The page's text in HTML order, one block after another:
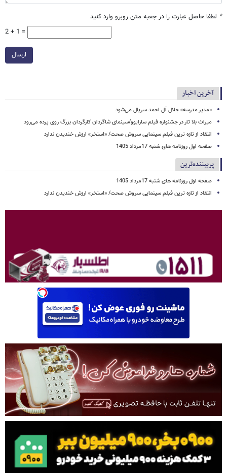
* لطفا حاصل عبارت را در جعبه متن روبرو وارد کنید
2 + 1 =
ارسال
آخرین اخبار
«مدیر مدرسه» جلال آل احمد سریال می‌شود
میراث بلا تار در جشنواره فیلم سارایوو/سینمای شاگردان کارگردان بزرگ روی پرده می‌رود
انتقاد از تازه ترین فبلم سینمایی سروش صحت/ «استخر» ارزش خندیدن ندارد
صفحه اول روزنامه های شنبه 17مرداد 1405
پربیننده‌ترین
صفحه اول روزنامه های شنبه 17مرداد 1405
انتقاد از تازه ترین فبلم سینمایی سروش صحت/ «استخر» ارزش خندیدن ندارد